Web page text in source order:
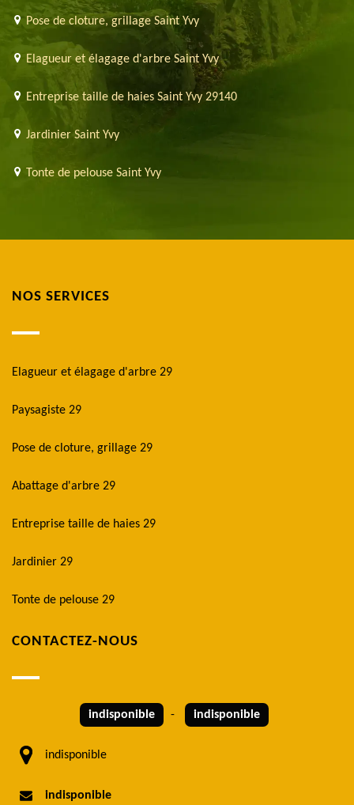
Pose de cloture, grillage Saint Yvy
Elagueur et élagage d'arbre Saint Yvy
Entreprise taille de haies Saint Yvy 29140
Jardinier Saint Yvy
Tonte de pelouse Saint Yvy
NOS SERVICES
Elagueur et élagage d'arbre 29
Paysagiste 29
Pose de cloture, grillage 29
Abattage d'arbre 29
Entreprise taille de haies 29
Jardinier 29
Tonte de pelouse 29
CONTACTEZ-NOUS
indisponible - indisponible
indisponible
indisponible